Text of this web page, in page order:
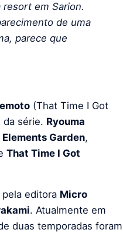
em Sarion.
de uma
parece que
(That Time I Got
da série. Ryouma
Elements Garden,
That Time I Got
pela editora Micro
. Atualmente em
duas temporadas foram